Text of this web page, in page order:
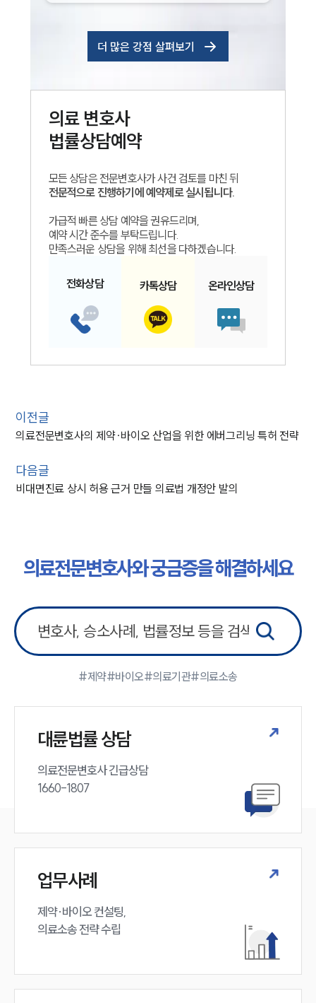
더 많은 강점 살펴보기
의료변호사
법률상담예약
모든 상담은 전문변호사가 사건 검토를 마친 뒤
전문적으로 진행하기에 예약제로 실시됩니다.
가급적 빠른 상담 예약을 권유드리며,
예약 시간 준수를 부탁드립니다.
만족스러운 상담을 위해 최선을 다하겠습니다.
전화상담 카톡상담 온라인상담
이전글
의료전문변호사의 제약∙바이오 산업을 위한 에버그리닝 특허 전략
다음글
비대면진료 상시 허용 근거 만들 의료법 개정안 발의
의료전문변호사와 궁금증을 해결하세요
#제약#바이오#의료기관#의료소송
대륜법률 상담
의료전문변호사 긴급상담
1660-1807
업무사례
제약·바이오 컨설팅,
의료소송 전략 수립